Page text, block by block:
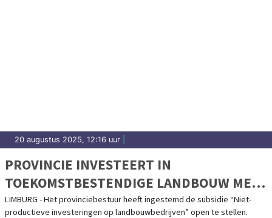
20 augustus 2025, 12:16 uur
PROVINCIE INVESTEERT IN
TOEKOMSTBESTENDIGE LANDBOUW MET
SUBSIDIE VOOR WATERMAATREGELEN
LIMBURG - Het provinciebestuur heeft ingestemd de subsidie “Niet-
productieve investeringen op landbouwbedrijven” open te stellen.